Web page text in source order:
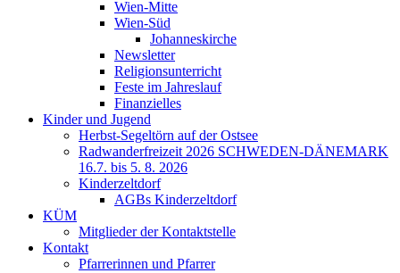
Wien-Mitte
Wien-Süd
Johanneskirche
Newsletter
Religionsunterricht
Feste im Jahreslauf
Finanzielles
Kinder und Jugend
Herbst-Segeltörn auf der Ostsee
Radwanderfreizeit 2026 SCHWEDEN-DÄNEMARK
16.7. bis 5. 8. 2026
Kinderzeltdorf
AGBs Kinderzeltdorf
KÜM
Mitglieder der Kontaktstelle
Kontakt
Pfarrerinnen und Pfarrer